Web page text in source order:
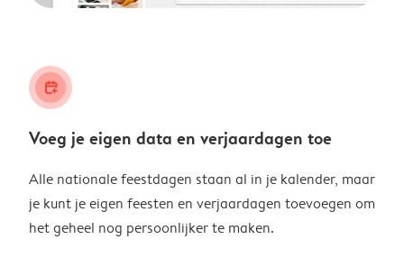
calendar_plus
Voeg je eigen data en verjaardagen toe
Alle nationale feestdagen staan al in je kalender, maar
je kunt je eigen feesten en verjaardagen toevoegen om
het geheel nog persoonlijker te maken.